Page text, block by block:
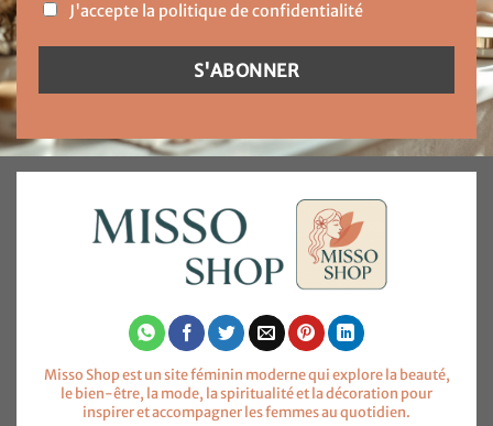
J'accepte la politique de confidentialité
Misso Shop est un site féminin moderne qui explore la beauté,
le bien-être, la mode, la spiritualité et la décoration pour
inspirer et accompagner les femmes au quotidien.